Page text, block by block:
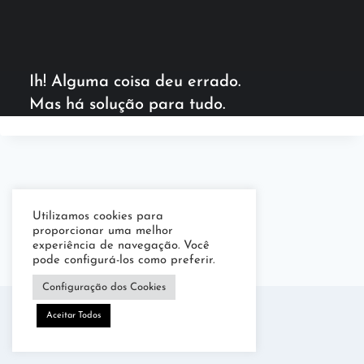
Ih! Alguma coisa deu errado.
Mas há solução para tudo.
Utilizamos cookies para
proporcionar uma melhor
experiência de navegação. Você
pode configurá-los como preferir.
Configuração dos Cookies
Aceitar Todos